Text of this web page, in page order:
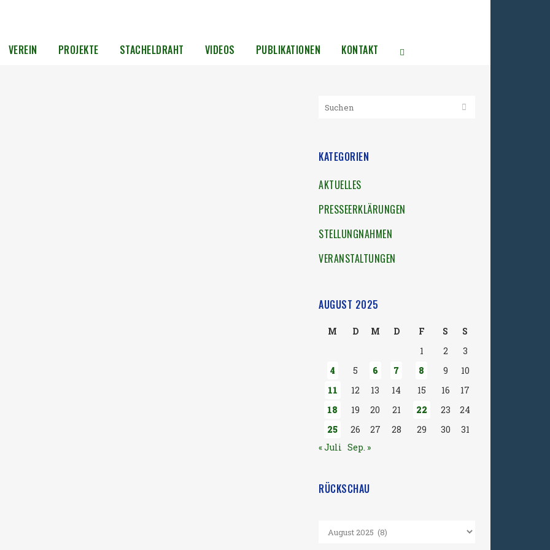
VEREIN PROJEKTE STACHELDRAHT VIDEOS PUBLIKATIONEN KONTAKT
KATEGORIEN
AKTUELLES
PRESSEERKLÄRUNGEN
STELLUNGNAHMEN
VERANSTALTUNGEN
AUGUST 2025
M D M D F S
S
1
2
3
4
5 6 7 8 9
10
11
12 13 14 15 16
17
18
19 20 21 22 23
24
25
26 27 28 29 30
31
« Juli Sep. »
RÜCKSCHAU